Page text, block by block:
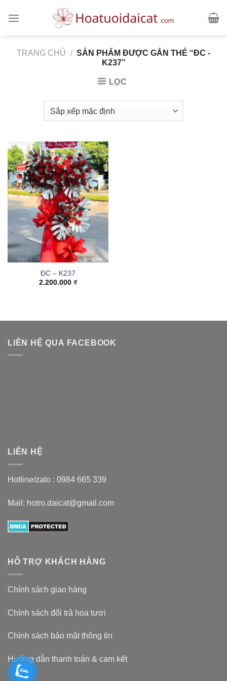
TRANG CHỦ / SẢN PHẨM ĐƯỢC GẮN THẺ “ĐC -
K237”
LỌC
ĐC – K237
2.200.000 ₫
LIÊN HỆ QUA FACEBOOK
LIÊN HỆ
Hotline/zalo : 0984 665 339
Mail: hotro.daicat@gmail.com
HỖ TRỢ KHÁCH HÀNG
Chính sách giao hàng
Chính sách đổi trả hoa tươi
Chính sách bảo mật thông tin
Hướng dẫn thanh toán & cam kết